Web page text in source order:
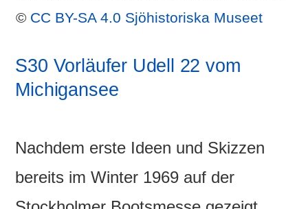
© CC BY-SA 4.0 Sjöhistoriska Museet
S30 Vorläufer Udell 22 vom
Michigansee
Nachdem erste Ideen und Skizzen
bereits im Winter 1969 auf der